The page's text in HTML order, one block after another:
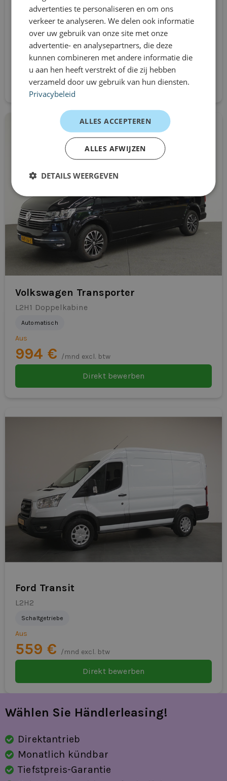
Elektrisch anklappbare Außenspiegel
Elektronisches Stabilitätsprogramm
extra getöntes Glas
Berganfahrfunktion
Laderaum mit Holzboden
LED-Tagfahrlicht
Beifahrerairbag
Radio
RDW-Gebühren
Sprachsteuerung
Müdigkeitserkennung
WiFi-Vorbereitung
L3H1
659 €/mnd excl. btw
Direkt bewerben
Volkswagen Transporter
L2H1 Doppelkabine
Automatisch
Aus
994 € /mnd excl. btw
Direkt bewerben
Ford Transit
L2H2
Schaltgetriebe
Aus
559 € /mnd excl. btw
Direkt bewerben
Wählen Sie Händlerleasing!
Direktantrieb
Monatlich kündbar
Tiefstpreis-Garantie
advertenties te personaliseren en om ons
verkeer te analyseren. We delen ook informatie
over uw gebruik van onze site met onze
advertentie- en analysepartners, die deze
kunnen combineren met andere informatie die
u aan hen heeft verstrekt of die zij hebben
verzameld door uw gebruik van hun diensten.
Privacybeleid
ALLES ACCEPTEREN
ALLES AFWIJZEN
DETAILS WEERGEVEN